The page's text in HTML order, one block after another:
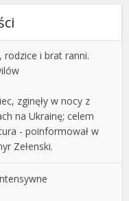
rodzice i brat ranni.
zginęły w nocy z
na Ukrainę; celem
- poinformował w
Zełenski.